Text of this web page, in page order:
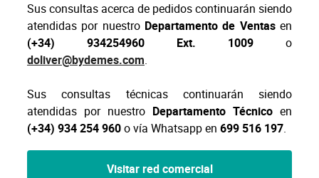
Sus consultas acerca de pedidos continuarán siendo
atendidas por nuestro Departamento de Ventas en
(+34) 934254960 Ext. 1009 o
doliver@bydemes.com.
Sus consultas técnicas continuarán siendo
atendidas por nuestro Departamento Técnico en
(+34) 934 254 960o vía Whatsapp en 699 516 197.
Visitar red comercial